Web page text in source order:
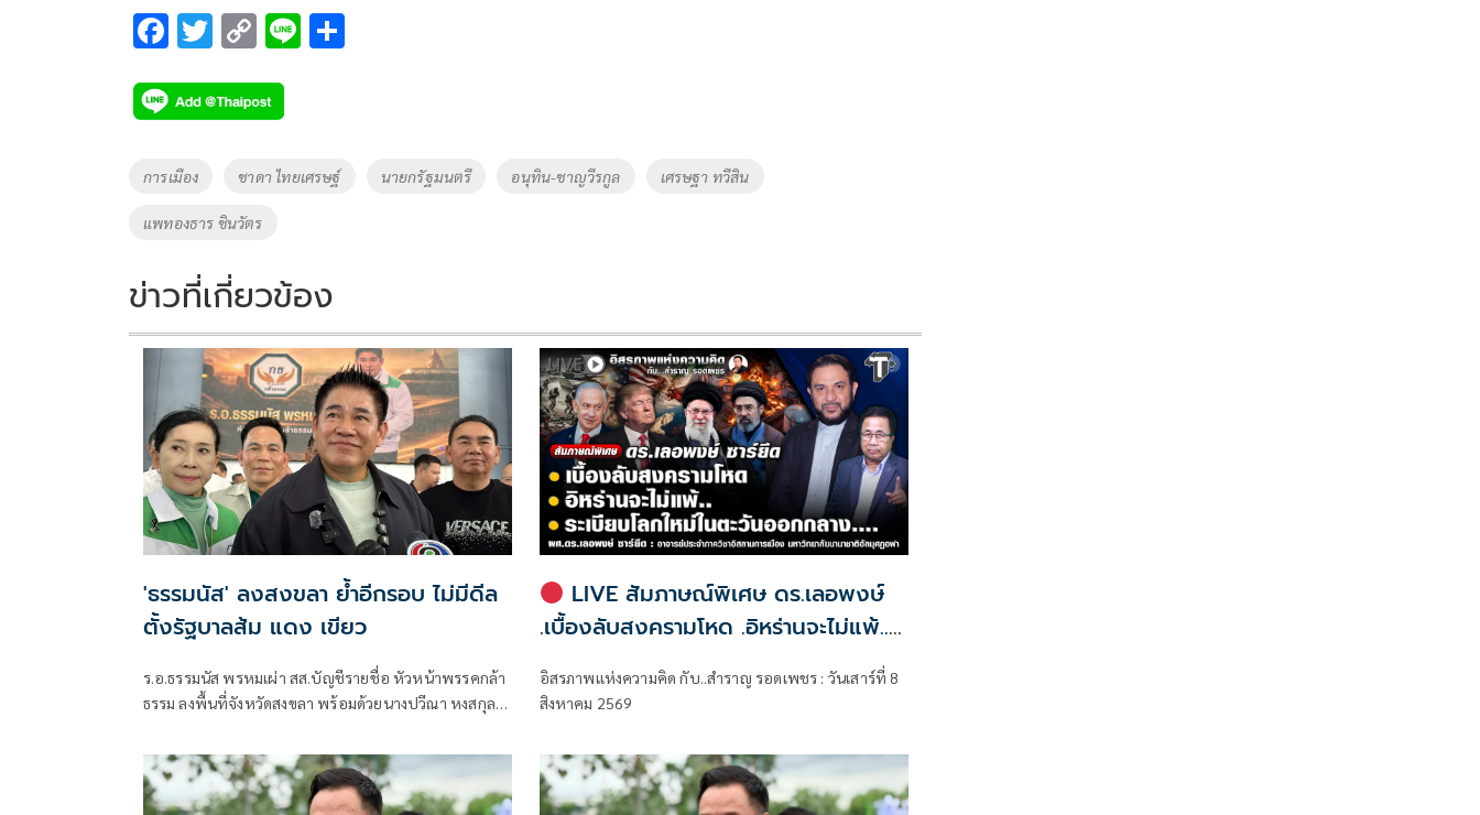
F
e
b
o
k
T
tt
er
C
p
y
Li
k
Li
Tags
การเมือง ชาดา ไทยเศรษฐ์ นายกรัฐมนตรี อนุทิน-ชาญวีรกูล เศรษฐา ทวีสิน
แพทองธาร ชินวัตร
ข่าวที่เกี่ยวข้อง
'ธรรมนัส' ลงสงขลา ย้ำอีกรอบ ไม่มีดีล
ตั้งรัฐบาลส้ม แดง เขียว
ร.อ.ธรรมนัส พรหมเผ่า สส.บัญชีรายชื่อ หัวหน้าพรรคกล้า
ธรรม ลงพื้นที่จังหวัดสงขลา พร้อมด้วยนางปวีณา หงสกุล
และสมาชิกพรรค ณ ที่ทำการนายเดชอิศม์ โดยมีการ
ประชุมหารือแนวทางการทำงานและขับเคลื่อนนโยบายใน
พื้นที่ ก่อนเดินทางต่อไปยังจังหวัดพัทลุง
LIVE สัมภาษณ์พิเศษ ดร.เลอพงษ์
.เบื้องลับสงครามโหด .อิหร่านจะไม่แพ้..
อิสรภาพแห่งความคิด กับ..สำราญ รอด
อิสรภาพแห่งความคิด กับ..สำราญ รอดเพชร : วันเสาร์ที่ 8
สิงหาคม 2569